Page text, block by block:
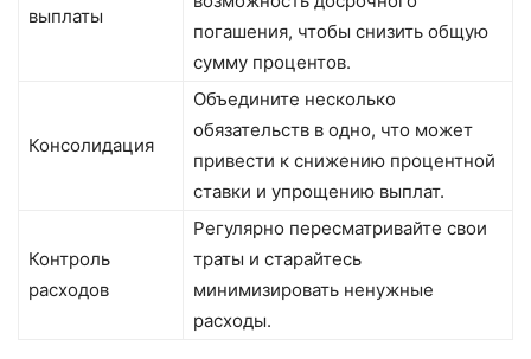
выплаты
погашения, чтобы снизить общую
сумму процентов.
Консолидация
Объедините несколько
обязательств в одно, что может
привести к снижению процентной
ставки и упрощению выплат.
Контроль
расходов
Регулярно пересматривайте свои
траты и старайтесь
минимизировать ненужные
расходы.